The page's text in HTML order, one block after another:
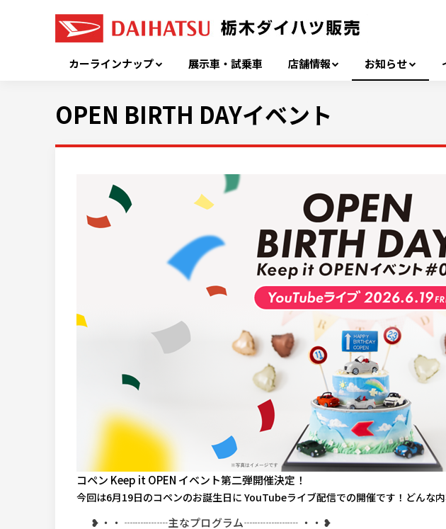
カーラインナップ 展示車・試乗車 店舗情報 お知らせ
OPEN BIRTH DAYイベント
コペン Keep it OPEN イベント第二弾開催決定！
今回は6月19日のコペンのお誕生日に YouTubeライブ配信での開催です！ どんな
❥・・ ┈┈┈┈主なプログラム┈┈┈┈┈ ・・❥